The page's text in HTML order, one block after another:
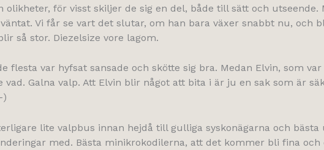
för visst skiljer de sig en del, både till sätt och
Vi får se vart det slutar, om han bara växer snabbt nu, och
så stor. Diezelsize vore lagom.
flesta var hyfsat sansade och skötte sig bra. Medan Elvin, som
Galna valp. Att Elvin blir något att bita i är ju en sak som är
)
lite valpbus innan hejdå till gulliga syskonägarna och bästa
med. Bästa minikrokodilerna, att det kommer bli fina